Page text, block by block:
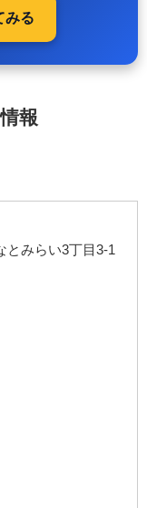
みる
報
とみらい3丁目3-1